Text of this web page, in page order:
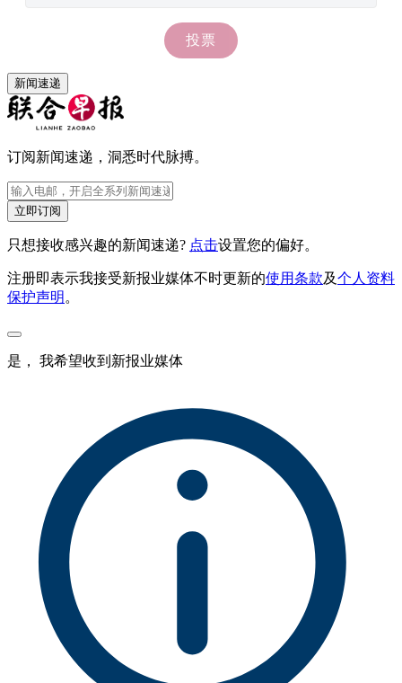
新闻速递
订阅新闻速递，洞悉时代脉搏。
立即订阅
只想接收感兴趣的新闻速递? 点击设置您的偏好。
注册即表示我接受新报业媒体不时更新的使用条款及个人资料
保护声明 。
是， 我希望收到新报业媒体